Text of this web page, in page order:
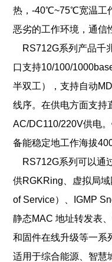
热，-40℃~75℃宽温工
恶劣的工作环境，通信
RS712G系列产品千
口支持10/100/
半双工），支持自动
线序。在供电方面支持
AC/DC110/220V供电
备能稳定地工作海拔
RS712G系列可以通
供RGKRing、虚拟局
of Service）、IGMP
静态MAC 地址转发表
和固件在线升级等一系
适用于综合能源、智慧